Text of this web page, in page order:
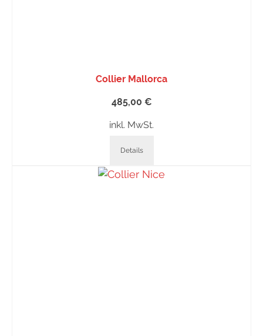
Collier Mallorca
485,00 €
inkl. MwSt.
Details